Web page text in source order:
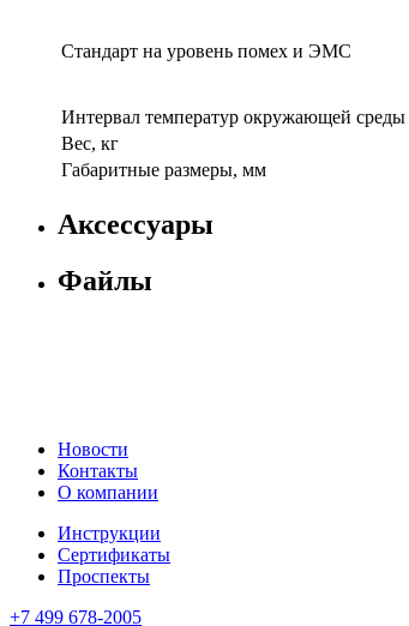
Стандарт на уровень помех и ЭМС
Интервал температур окружающей среды
Вес, кг
Габаритные размеры, мм
Аксессуары
Файлы
Новости
Контакты
О компании
Инструкции
Сертификаты
Проспекты
+7 499 678-2005